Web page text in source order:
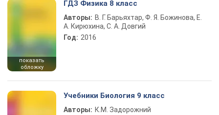
показать
обложку
ГДЗ Физика 8 класс
Авторы: В. Г. Барьяхтар, Ф. Я. Божинова, Е.
А. Кирюхина, С. А. Довгий
Год: 2016
Учебники Биология 9 класс
Авторы: К.М. Задорожний